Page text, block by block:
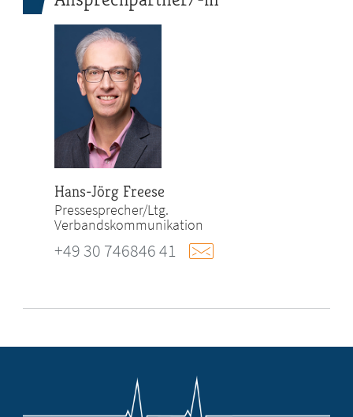
Hans-Jörg Freese
Pressesprecher/Ltg.
Verbandskommunikation
+49 30 746846 41